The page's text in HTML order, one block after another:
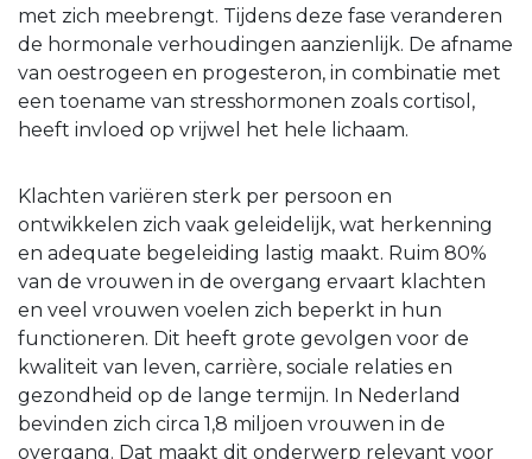
met zich meebrengt. Tijdens deze fase veranderen
de hormonale verhoudingen aanzienlijk. De afname
van oestrogeen en progesteron, in combinatie met
een toename van stresshormonen zoals cortisol,
heeft invloed op vrijwel het hele lichaam.
Klachten variëren sterk per persoon en
ontwikkelen zich vaak geleidelijk, wat herkenning
en adequate begeleiding lastig maakt. Ruim 80%
van de vrouwen in de overgang ervaart klachten
en veel vrouwen voelen zich beperkt in hun
functioneren. Dit heeft grote gevolgen voor de
kwaliteit van leven, carrière, sociale relaties en
gezondheid op de lange termijn. In Nederland
bevinden zich circa 1,8 miljoen vrouwen in de
overgang. Dat maakt dit onderwerp relevant voor